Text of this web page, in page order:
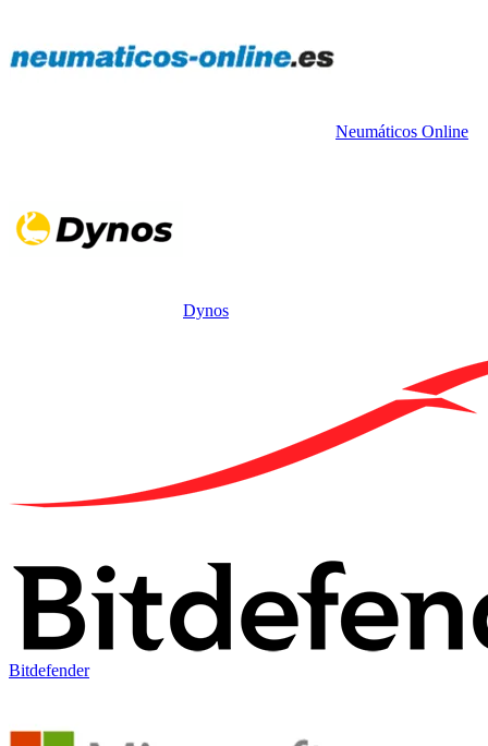
Neumáticos Online
Dynos
Bitdefender